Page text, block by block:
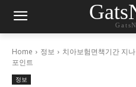
Home 정보
치아보험면책기간 지
포인트
정보